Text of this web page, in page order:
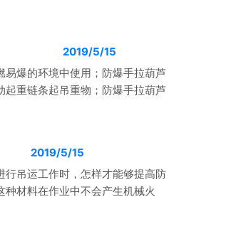
2019/5/15
爆的环境中使用；防爆手拉葫芦
重链条起吊重物；防爆手拉葫芦
2019/5/15
吊运工作时，怎样才能够提高防
材料在作业中不会产生机械火